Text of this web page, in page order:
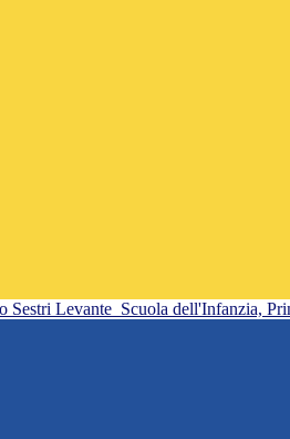
Sestri Levante Scuola dell'Infanzia,